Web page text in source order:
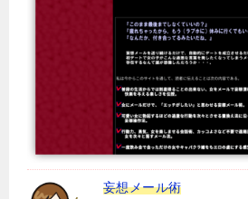
妄想メール術